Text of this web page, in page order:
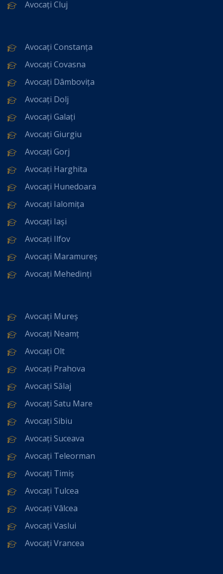
Avocați Cluj
Avocați Constanța
Avocați Covasna
Avocați Dâmbovița
Avocați Dolj
Avocați Galați
Avocați Giurgiu
Avocați Gorj
Avocați Harghita
Avocați Hunedoara
Avocați Ialomița
Avocați Iași
Avocați Ilfov
Avocați Maramureș
Avocați Mehedinți
Avocați Mureș
Avocați Neamț
Avocați Olt
Avocați Prahova
Avocați Sălaj
Avocați Satu Mare
Avocați Sibiu
Avocați Suceava
Avocați Teleorman
Avocați Timiș
Avocați Tulcea
Avocați Vâlcea
Avocați Vaslui
Avocați Vrancea